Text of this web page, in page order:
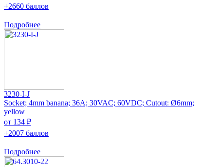
+2660 баллов
Подробнее
3230-I-J
Socket; 4mm banana; 36A; 30VAC; 60VDC; Cutout: Ø6mm;
yellow
от 134 ₽
+2007 баллов
Подробнее